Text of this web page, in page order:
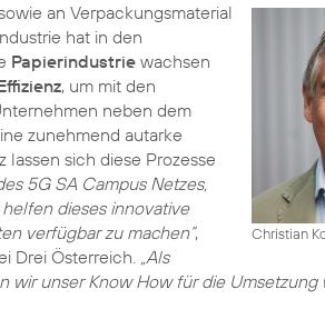
Christian
an Verpackungsmaterial
hat in den
Papierindustrie wachsen
, um mit den
neben dem
zunehmend autarke
sich diese Prozesse
5G SA Campus Netzes,
dieses innovative
verfügbar zu machen“,
Drei Österreich. „Als
wir unser Know How für die Umsetzung